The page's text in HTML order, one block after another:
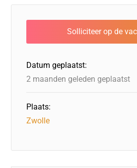
e
b
o
o
k
e
dI
n
o
d
o
n
a
d
s
s
A
p
l
Datum geplaatst:
2 maanden geleden geplaatst
Plaats:
Zwolle